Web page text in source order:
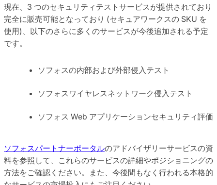
現在、3 つのセキュリティテストサービスが提供されており
完全に販売可能となっており (セキュアワークスの SKU を
使用)、以下のさらに多くのサービスが今後追加される予定
です。
ソフォスの内部および外部侵入テスト
ソフォスワイヤレスネットワーク侵入テスト
ソフォス Web アプリケーションセキュリティ評価
ソフォスパートナーポータルのアドバイザリーサービスの資
料を参照して、これらのサービスの詳細やポジショニングの
方法をご確認ください。また、今後間もなく行われる本格的